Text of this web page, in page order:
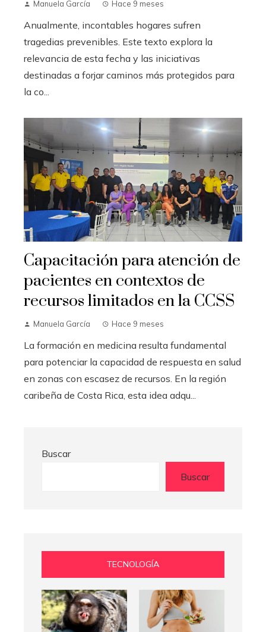
Manuela García Hace 9 meses
Anualmente, incontables hogares sufren
tragedias prevenibles. Este texto explora la
relevancia de esta fecha y las iniciativas
destinadas a forjar caminos más protegidos para
la co...
Capacitación para atención de
pacientes en contextos de
recursos limitados en la CCSS
Manuela García Hace 9 meses
La formación en medicina resulta fundamental
para potenciar la capacidad de respuesta en salud
en zonas con escasez de recursos. En la región
caribeña de Costa Rica, esta idea adqu...
Buscar
Buscar
TECNOLOGÍA